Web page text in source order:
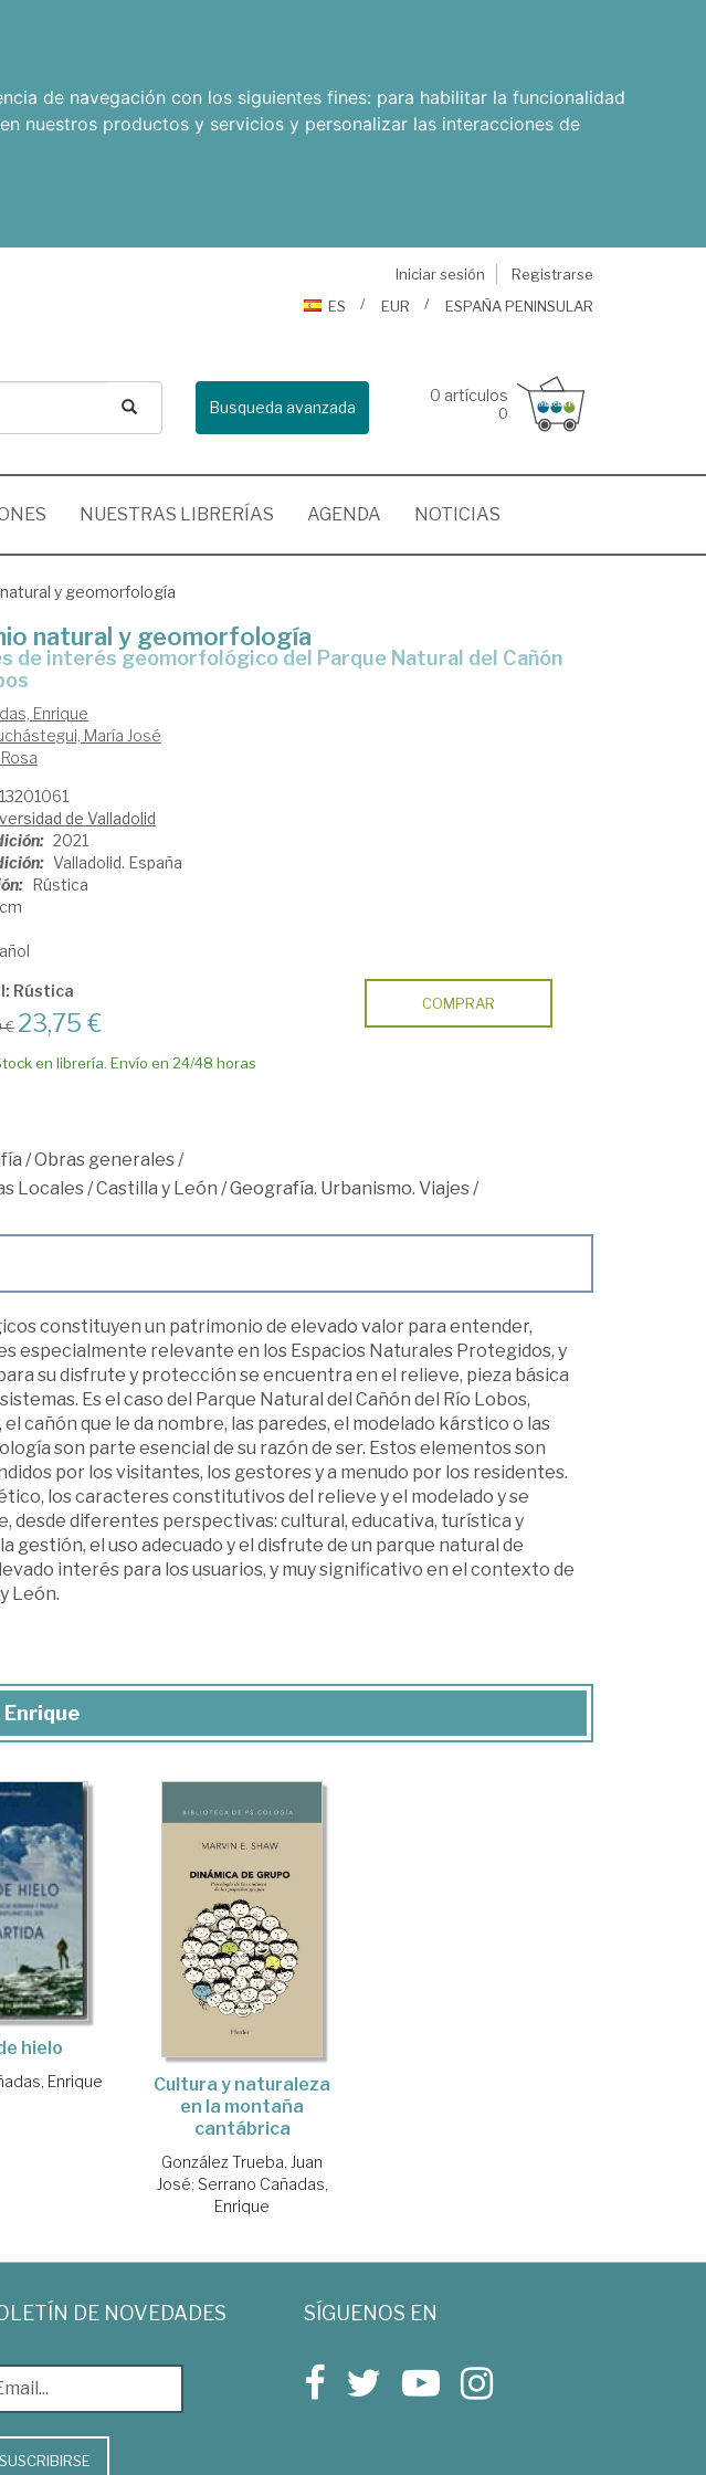
de navegación con los siguientes fines: para habilitar la funcionalidad
nuestros productos y servicios y personalizar las interacciones de
Iniciar sesión
Registrarse
ES
EUR ESPAÑA PENINSULAR
Busqueda avanzada
0 artículos
0
NUESTRAS LIBRERÍAS AGENDA NOTICIAS
y geomorfología
natural y geomorfología
Enrique
María José
de Valladolid
2021
Valladolid. España
Rústica
Rústica
€ 23,75 €
en librería. Envío en 24/48 horas
COMPRAR
/Obras generales/
Locales/Castilla y León /Geografía. Urbanismo. Viajes/
constituyen un patrimonio de elevado valor para entender,
especialmente relevante en los Espacios Naturales Protegidos, y
su disfrute y protección se encuentra en el relieve, pieza básica
Es el caso del Parque Natural del Cañón del Río Lobos,
cañón que le da nombre, las paredes, el modelado kárstico o las
son parte esencial de su razón de ser. Estos elementos son
por los visitantes, los gestores y a menudo por los residentes.
los caracteres constitutivos del relieve y el modelado y se
desde diferentes perspectivas: cultural, educativa, turística y
gestión, el uso adecuado y el disfrute de un parque natural de
interés para los usuarios, y muy significativo en el contexto de
León.
hielo
Enrique
Cultura y naturaleza
en la montaña
cantábrica
González Trueba, Juan
José; Serrano Cañadas,
Enrique
DE NOVEDADES
SUSCRIBIRSE
SÍGUENOS EN